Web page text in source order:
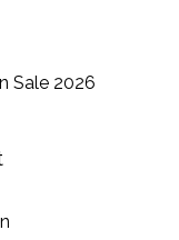
Sale 2026